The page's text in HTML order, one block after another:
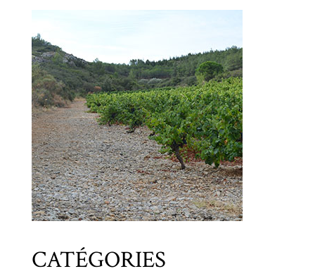
CATÉGORIES